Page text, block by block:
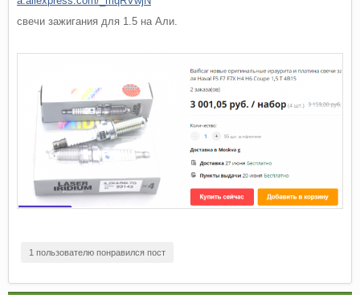
свечи зажигания для 1.5 на Али.
1 пользователю понравился пост